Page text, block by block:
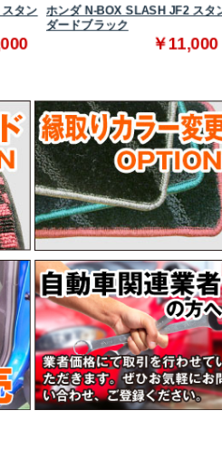
ン
ホンダ N-BOX SLASH JF2 スタン
ダードブラック
￥11,000